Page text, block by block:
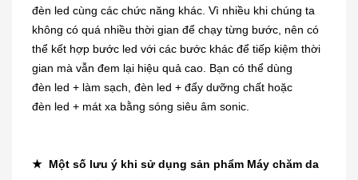
đèn led cùng các chức năng khác. Vì nhiều khi chúng ta
không có quá nhiều thời gian để chạy từng bước, nên có
thể kết hợp bước led với các bước khác để tiếp kiệm thời
gian mà vẫn đem lại hiệu quả cao. Bạn có thể dùng
đèn led + làm sạch, đèn led + đẩy dưỡng chất hoặc
đèn led + mát xa bằng sóng siêu âm sonic.
★ Một số lưu ý khi sử dụng sản phẩm Máy chăm da